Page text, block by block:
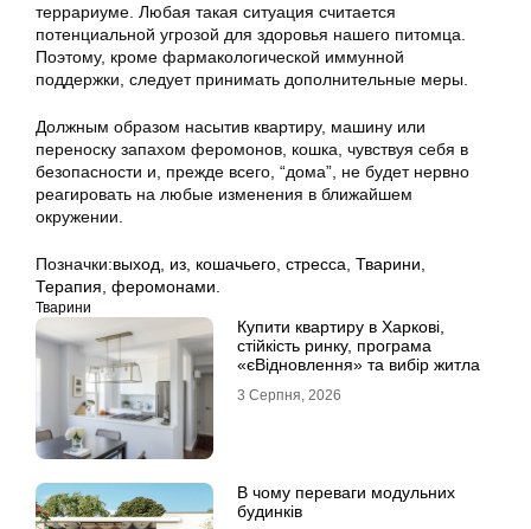
террариуме. Любая такая ситуация считается
потенциальной угрозой для здоровья нашего питомца.
Поэтому, кроме фармакологической иммунной
поддержки, следует принимать дополнительные меры.
Должным образом насытив квартиру, машину или
переноску запахом феромонов, кошка, чувствуя себя в
безопасности и, прежде всего, “дома”, не будет нервно
реагировать на любые изменения в ближайшем
окружении.
Позначки:выход из кошачьего стресса Тварини
Терапия феромонами.
Тварини
Купити квартиру в Харкові,
стійкість ринку, програма
«єВідновлення» та вибір житла
3 Серпня, 2026
В чому переваги модульних
будинків